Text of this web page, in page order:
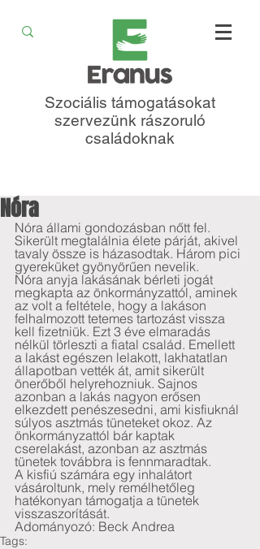
Szociális támogatásokat
szervezünk rászoruló
családoknak
Nóra
Nóra állami gondozásban nőtt fel.
Sikerült megtalálnia élete párját, akivel
tavaly össze is házasodtak. Három pici
gyereküket gyönyörűen nevelik.
Nóra anyja lakásának bérleti jogát
megkapta az önkormányzattól, aminek
az volt a feltétele, hogy a lakáson
felhalmozott tetemes tartozást vissza
kell fizetniük. Ezt 3 éve elmaradás
nélkül törleszti a fiatal család. Emellett
a lakást egészen lelakott, lakhatatlan
állapotban vették át, amit sikerült
önerőből helyrehozniuk. Sajnos
azonban a lakás nagyon erősen
elkezdett penészesedni, ami kisfiuknál
súlyos asztmás tüneteket okoz. Az
önkormányzattól bár kaptak
cserelakást, azonban az asztmás
tünetek továbbra is fennmaradtak.
A kisfiú számára egy inhalátort
vásároltunk, mely remélhetőleg
hatékonyan támogatja a tünetek
visszaszorítását.
Adományozó: Beck Andrea
Tags: